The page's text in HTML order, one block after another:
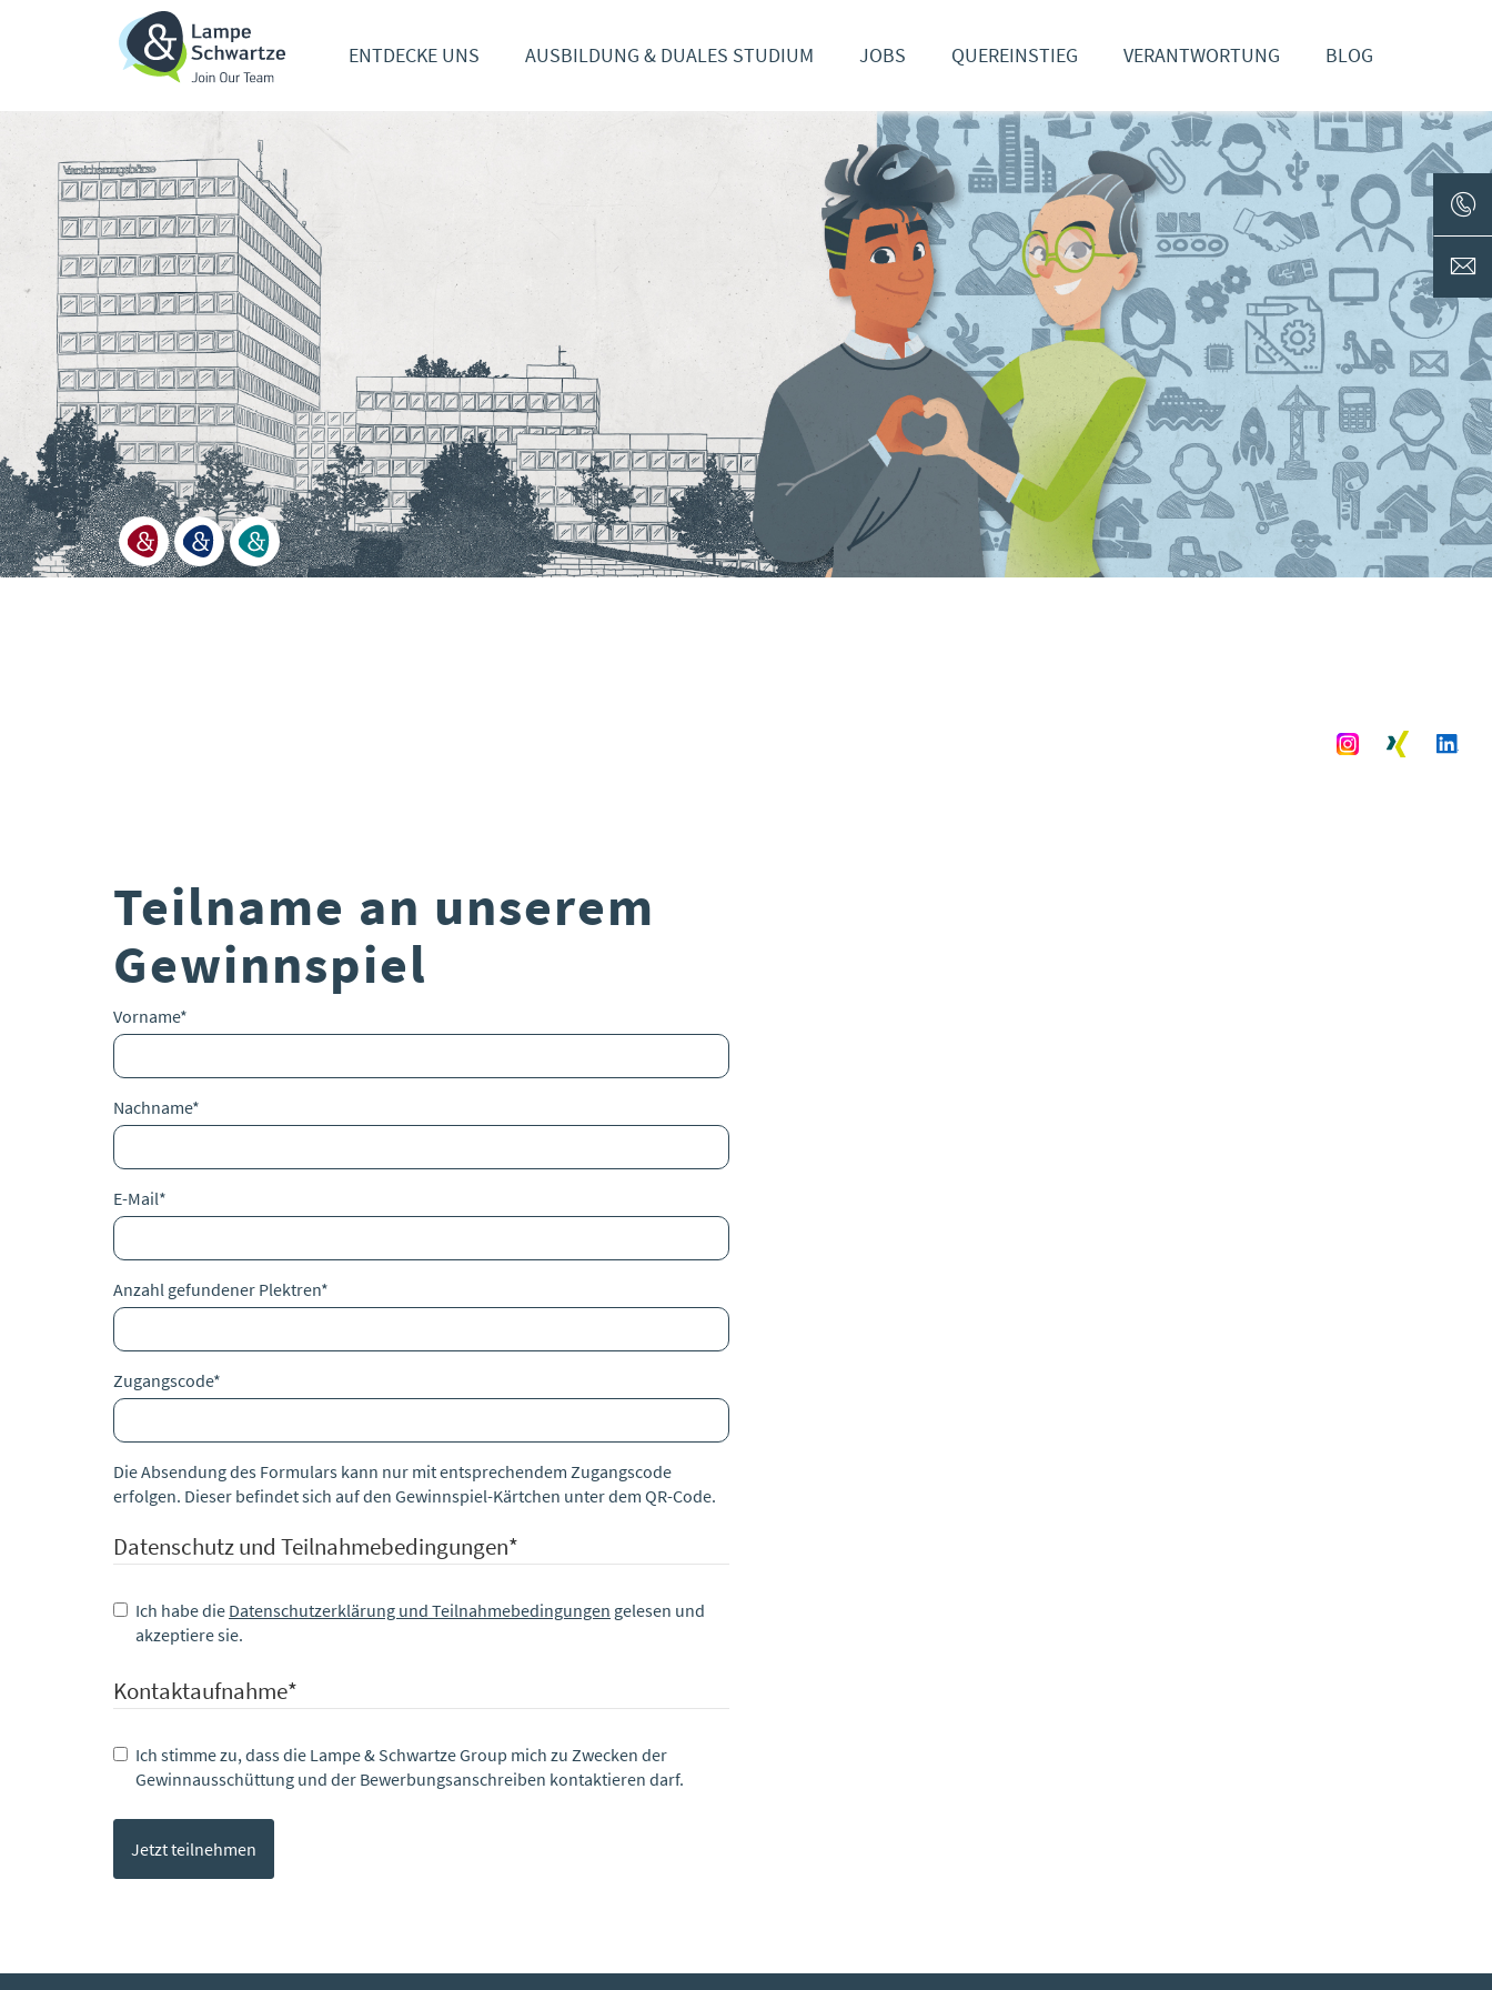
ENTDECKE UNS AUSBILDUNG & DUALES STUDIUM JOBS QUEREINSTIEG VERANTWORTUNG BLOG
Teilname an unserem
Gewinnspiel
Vorname*
Nachname*
E-Mail*
Anzahl gefundener Plektren*
Zugangscode*
Die Absendung des Formulars kann nur mit entsprechendem Zugangscode
erfolgen. Dieser befindet sich auf den Gewinnspiel-Kärtchen unter dem QR-Code.
Datenschutz und Teilnahmebedingungen*
Ich habe die Datenschutzerklärung und Teilnahmebedingungen
akzeptiere sie.
Kontaktaufnahme*
Ich stimme zu, dass die Lampe & Schwartze Group mich zu Zwecken der
Gewinnausschüttung und der Bewerbungsanschreiben kontaktieren darf.
Jetzt teilnehmen